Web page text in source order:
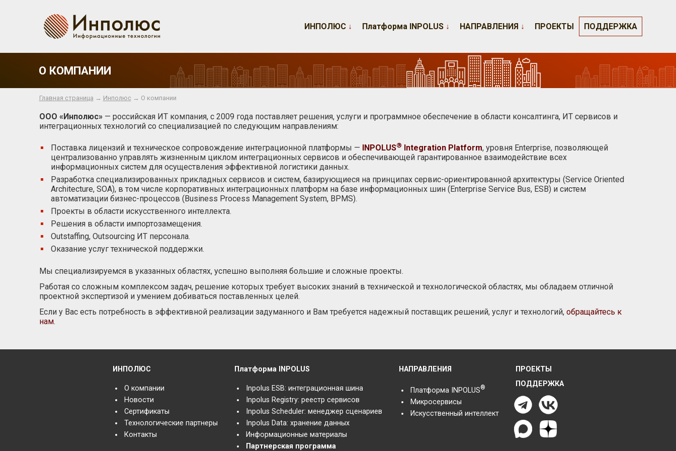
ИНПОЛЮС ↓ Платформа INPOLUS ↓ НАПРАВЛЕНИЯ ↓ ПРОЕКТЫ ПОДДЕРЖКА
О КОМПАНИИ
Главная страница → Инполюс → О компании
ООО «Инполюс»— российская ИТ компания, с 2009 года поставляет решения, услуги и программное обеспечение в области консалтинга, ИТ сервисов и
интеграционных технологий со специализацией по следующим направлениям:
Поставка лицензий и техническое сопровождение интеграционной платформы — INPOLUS® Integration Platform, уровня Enterprise, позволяющей
централизованно управлять жизненным циклом интеграционных сервисов и обеспечивающей гарантированное взаимодействие всех
информационных систем для осуществления эффективной логистики данных.
Разработка специализированных прикладных сервисов и систем, базирующиеся на принципах сервис-ориентированной архитектуры (Service Oriented
Architecture, SOA), в том числе корпоративных интеграционных платформ на базе информационных шин (Enterprise Service Bus, ESB) и систем
автоматизации бизнес-процессов (Business Process Management System, BPMS).
Проекты в области искусственного интеллекта.
Решения в области импортозамещения.
Outstaffing, Outsourcing ИТ персонала.
Оказание услуг технической поддержки.
Мы специализируемся в указанных областях, успешно выполняя большие и сложные проекты.
Работая со сложным комплексом задач, решение которых требует высоких знаний в технической и технологической областях, мы обладаем отличной
проектной экспертизой и умением добиваться поставленных целей.
Если у Вас есть потребность в эффективной реализации задуманного и Вам требуется надежный поставщик решений, услуг и технологий, обращайтесь к
нам.
ИНПОЛЮС
О компании
Новости
Сертификаты
Технологические партнеры
Контакты
Платформа INPOLUS
Inpolus ESB: интеграционная шина
Inpolus Registry: реестр сервисов
Inpolus Scheduler: менеджер сценариев
Inpolus Data: хранение данных
Информационные материалы
Партнерская программа
НАПРАВЛЕНИЯ
Платформа INPOLUS®
Микросервисы
Искусственный интеллект
ПРОЕКТЫ
ПОДДЕРЖКА